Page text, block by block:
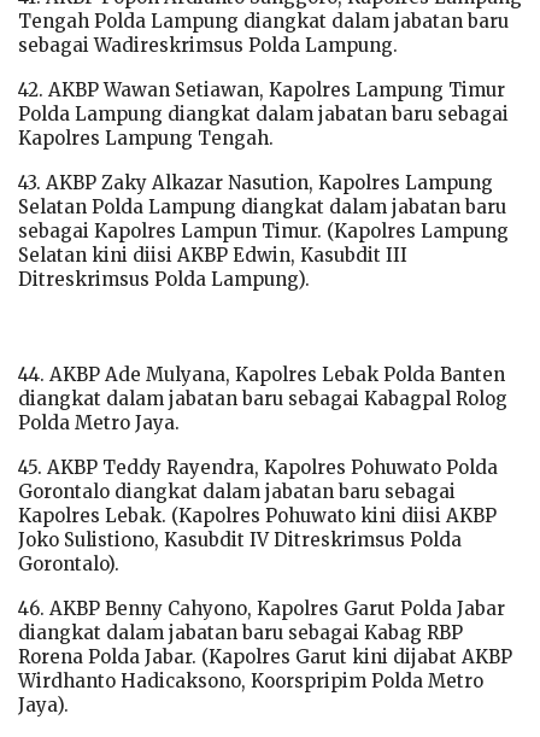
Tengah Polda Lampung diangkat dalam jabatan baru
sebagai Wadireskrimsus Polda Lampung.
42. AKBP Wawan Setiawan, Kapolres Lampung Timur
Polda Lampung diangkat dalam jabatan baru sebagai
Kapolres Lampung Tengah.
43. AKBP Zaky Alkazar Nasution, Kapolres Lampung
Selatan Polda Lampung diangkat dalam jabatan baru
sebagai Kapolres Lampun Timur. (Kapolres Lampung
Selatan kini diisi AKBP Edwin, Kasubdit III
Ditreskrimsus Polda Lampung).
44. AKBP Ade Mulyana, Kapolres Lebak Polda Banten
diangkat dalam jabatan baru sebagai Kabagpal Rolog
Polda Metro Jaya.
45. AKBP Teddy Rayendra, Kapolres Pohuwato Polda
Gorontalo diangkat dalam jabatan baru sebagai
Kapolres Lebak. (Kapolres Pohuwato kini diisi AKBP
Joko Sulistiono, Kasubdit IV Ditreskrimsus Polda
Gorontalo).
46. AKBP Benny Cahyono, Kapolres Garut Polda Jabar
diangkat dalam jabatan baru sebagai Kabag RBP
Rorena Polda Jabar. (Kapolres Garut kini dijabat AKBP
Wirdhanto Hadicaksono, Koorspripim Polda Metro
Jaya).